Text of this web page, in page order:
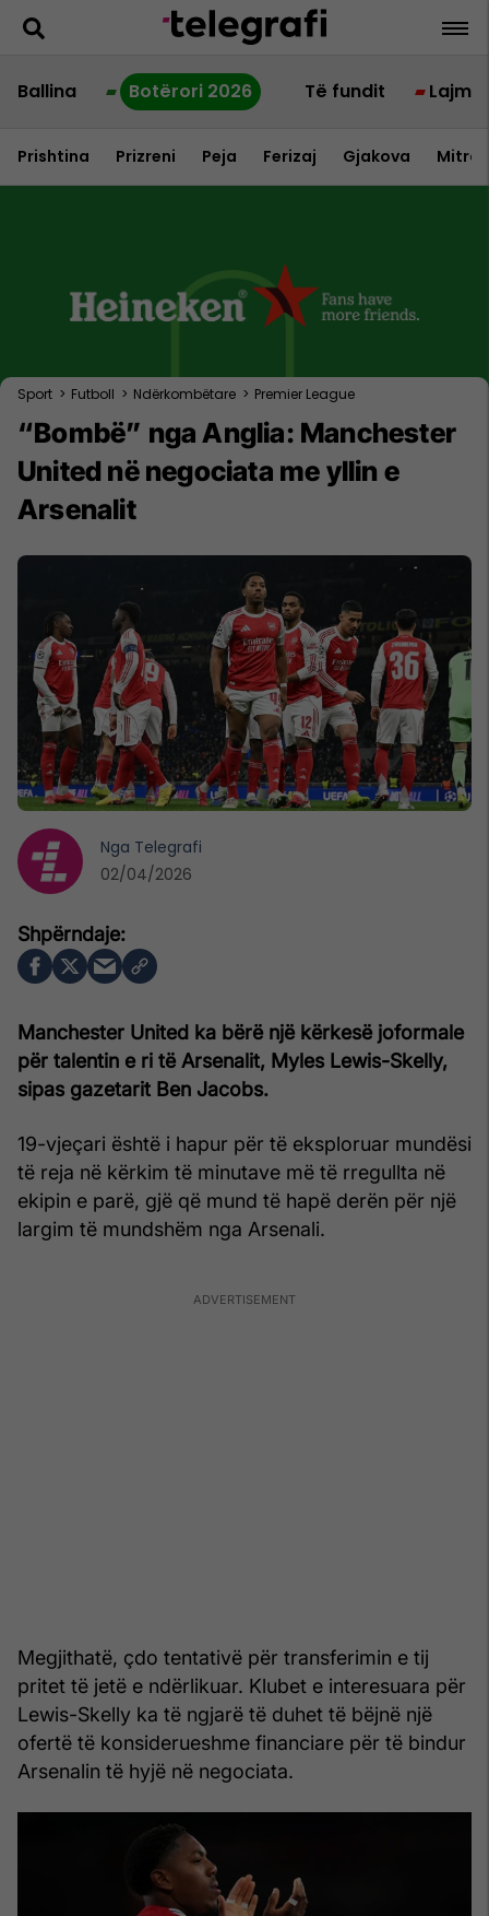
Ballina Botërori 2026 Të fundit Lajme
Prishtina Prizreni Peja Ferizaj Gjakova
Sport > Futboll > Ndërkombëtare > Premier League
“Bombë” nga Anglia: Manchester
United në negociata me yllin e
Arsenalit
Manchester United ka bërë një kërkesë joformale
për talentin e ri të Arsenalit, Myles Lewis-Skelly,
sipas gazetarit Ben Jacobs.
19-vjeçari është i hapur për të eksploruar mundësi
të reja në kërkim të minutave më të rregullta në
ekipin e parë, gjë që mund të hapë derën për një
largim të mundshëm nga Arsenali.
Megjithatë, çdo tentativë për transferimin e tij
pritet të jetë e ndërlikuar. Klubet e interesuara për
Lewis-Skelly ka të ngjarë të duhet të bëjnë një
ofertë të konsiderueshme financiare për të bindur
Arsenalin të hyjë në negociata.
Nga Telegrafi
02/04/2026